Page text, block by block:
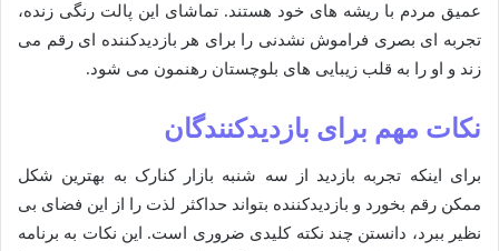
عمیق مردم با ریشه های خود هستند. تماشای این پالت رنگی زنده،
تجربه ای بصری فراموش نشدنی را برای هر بازدیدکننده ای رقم می
زند و او را به قلب زیبایی های بلوچستان رهنمون می شود.
نکات مهم برای بازدیدکنندگان
برای اینکه تجربه بازدید از سه شنبه بازار کنارک به بهترین شکل
ممکن رقم بخورد و بازدیدکننده بتواند حداکثر لذت را از این فضای بی
نظیر ببرد، دانستن چند نکته کلیدی ضروری است. این نکات به برنامه